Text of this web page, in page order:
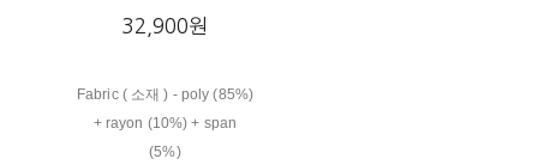
32,900원
Fabric ( 소재 ) - poly (85%)
+ rayon (10%) + span
(5%)